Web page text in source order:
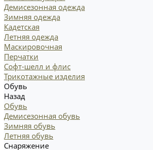
Демисезонная одежда
Зимняя одежда
Кадетская
Летняя одежда
Маскировочная
Перчатки
Софт-шелл и флис
Трикотажные изделия
Обувь
Назад
Обувь
Демисезонная обувь
Зимняя обувь
Летняя обувь
Снаряжение